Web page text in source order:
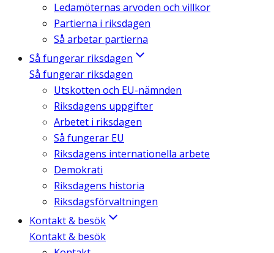
Ledamöternas arvoden och villkor
Partierna i riksdagen
Så arbetar partierna
Så fungerar riksdagen
Så fungerar riksdagen
Utskotten och EU-nämnden
Riksdagens uppgifter
Arbetet i riksdagen
Så fungerar EU
Riksdagens internationella arbete
Demokrati
Riksdagens historia
Riksdagsförvaltningen
Kontakt & besök
Kontakt & besök